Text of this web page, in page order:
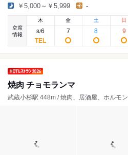
￥5,000～￥5,999 -
空席
情報
木
8/6
金
7
土
8
日
9
焼肉 チョモランマ
武蔵小杉駅 448m / 焼肉、居酒屋、ホルモン